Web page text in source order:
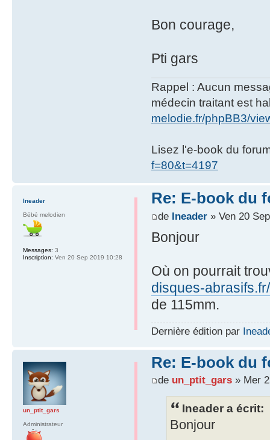
Bon courage,
Pti gars
Rappel : Aucun
médecin traitant est
melodie.fr/phpBB3/
Lisez l'e-book du
f=80&t=4197
Re: E-book du
de Ineader» Ven 20
Bonjour
Où on pourrait
disques-
de 115mm.
Dernière édition par
Ineader
Bébé melodien
Messages: 3
Inscription: Ven 20 Sep 2019 10:28
Re: E-book du
de un_ptit_gars» Mer
Ineader a écrit:
Bonjour
un_ptit_gars
Administrateur